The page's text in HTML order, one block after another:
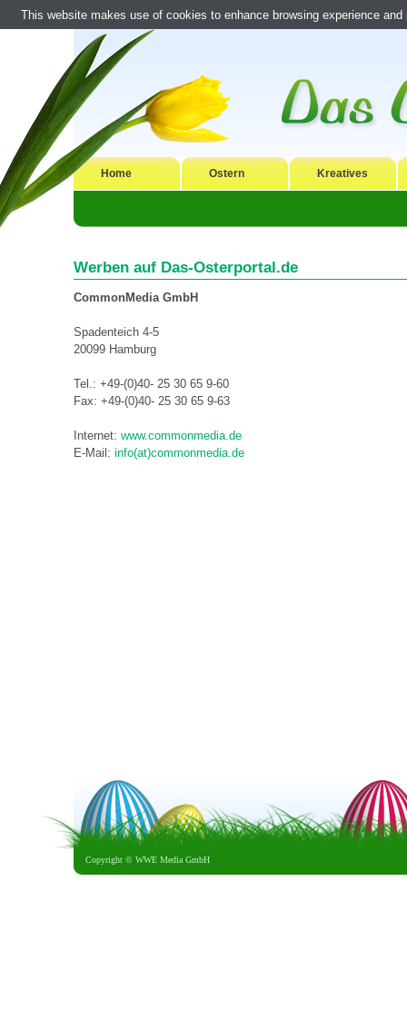
Home Ostern Kreatives
Werben auf Das-Osterportal.de
CommonMedia GmbH
Spadenteich 4-5
20099 Hamburg
Tel.: +49-(0)40- 25 30 65 9-60
Fax: +49-(0)40- 25 30 65 9-63
Internet: www.commonmedia.de
E-Mail: info(at)commonmedia.de
Copyright © WWE Media GmbH
This website makes use of cookies to enhance browsing experience